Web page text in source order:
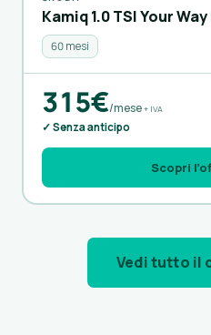
Kamiq 1.0 TSI Your Way
60 mesi
315€/mese+ IVA
✓ Senza anticipo
Scopri
Vedi tutto il